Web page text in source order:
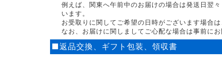
例えば、関東へ午前中のお届けの場合は発送日翌
います。
お受取りに関してご希望の日時がございます場合
なお、お届けに関しましてご心配な場合は事前に
■返品交換、ギフト包装、領収書